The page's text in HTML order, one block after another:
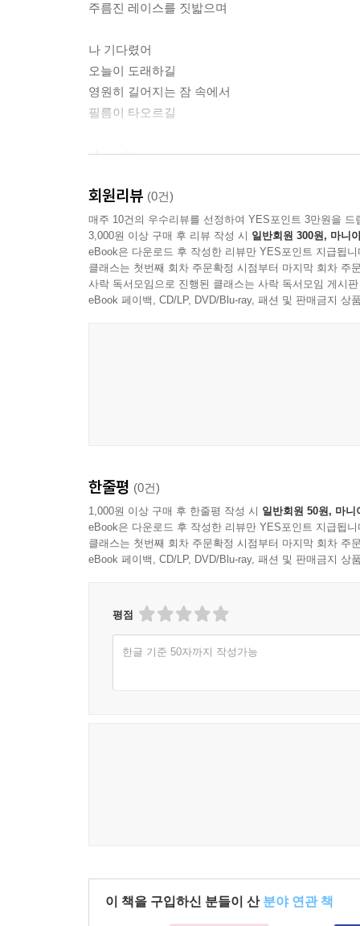
빨간 지붕이 늘어선 언덕을 넘고
두 손을 앞으로 뻗은
가녀린 식물의 수런거림이다
그런 이야기는 너무 쓸쓸해서 어쩐지 눈물이 날
내내 무엇을 하든 배경음악처럼 삶을 끈질기게 따
있겠지. 노래를 듣는 사람은 평생 노래를 온전히
저 삶에 온전히 집중하는 것이 될 수도 있겠지. 그
는 일은 가혹한 형벌 같기도 축복 같기도 해. 아무
것을 알아버린 걸까.
뚝
떨어지는 것
알아? 사람이 얼마나 비천해질 수 있는지 엉망으
네가 보고 잊을 수 있게
주름진 레이스를 짓밟으며
나 기다렸어
오늘이 도래하길
영원히 길어지는 잠 속에서
필름이 타오르길
［······］
미래
생각할 때마다 입속에 침이 고이는 이름
- 「소녀 경연 대회」 부분
소녀들은 마치 “깨진 유리 조각 위에서 텀블링
그리스어 어원은 ‘여왕’ 혹은 ‘지배자’로, 백은
그렇다고 백은선의 시가 고통만을 전가하는 것
방패와도 같이 우리 자신에게 무기를 쥐여주는 일
너를 빛 속에 두고 돌아설 때 천사와 천사 다정한
우리와 우리
회원리뷰 (0건)
매주 10건의 우수리뷰를 선정하여 YES포인트 3만원을 드
3,000원 이상 구매 후 리뷰 작성 시 일반회원 300원, 마니
eBook은 다운로드 후 작성한 리뷰만 YES포인트 지급됩니
클래스는 첫번째 회차 주문확정 시점부터 마지막 회차 주
사락 독서모임으로 진행된 클래스는 사락 독서모임 게시
eBook 페이백, CD/LP, DVD/Blu-ray, 패션 및 판매금지 상
한줄평 (0건)
1,000원 이상 구매 후 한줄평 작성 시 일반회원 50원, 마니
eBook은 다운로드 후 작성한 리뷰만 YES포인트 지급됩니
클래스는 첫번째 회차 주문확정 시점부터 마지막 회차 주
eBook 페이백, CD/LP, DVD/Blu-ray, 패션 및 판매금지 상
평점
한글 기준 50자까지 작성가능
이 책을 구입하신 분들이 산 분야 연관 책